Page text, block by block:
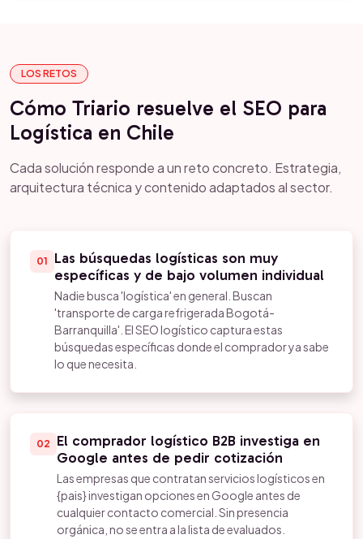
LOS RETOS
Cómo Triario resuelve el SEO para
Logística en Chile
Cada solución responde a un reto concreto. Estrategia,
arquitectura técnica y contenido adaptados al sector.
01
Las búsquedas logísticas son muy
específicas y de bajo volumen individual
Nadie busca 'logística' en general. Buscan
'transporte de carga refrigerada Bogotá-
Barranquilla'. El SEO logístico captura estas
búsquedas específicas donde el comprador ya sabe
lo que necesita.
02
El comprador logístico B2B investiga en
Google antes de pedir cotización
Las empresas que contratan servicios logísticos en
{pais} investigan opciones en Google antes de
cualquier contacto comercial. Sin presencia
orgánica, no se entra a la lista de evaluados.